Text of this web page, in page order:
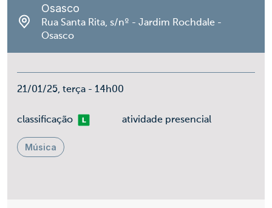
Osasco
Rua Santa Rita, s/nº - Jardim Rochdale -
Osasco
21/01/25, terça - 14h00
classificaçãoLivre atividade presencial
Música